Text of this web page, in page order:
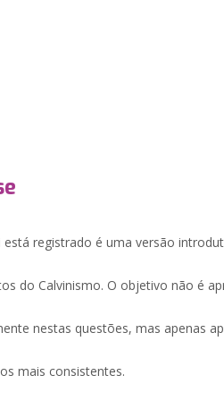
está registrado é uma versão
do Calvinismo. O objetivo não é
nestas questões, mas apenas
mais consistentes.